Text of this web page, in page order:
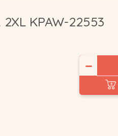
KPAW-22553
−